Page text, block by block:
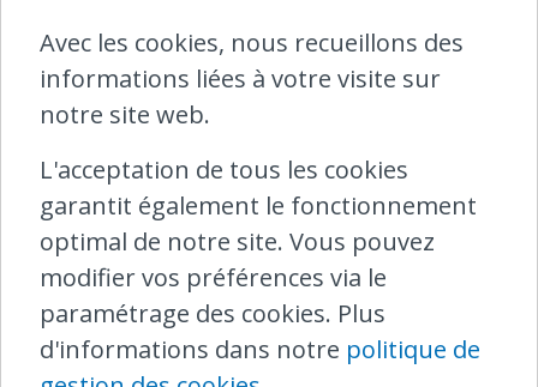
Travaux d'infrastructure Infrabel :
conséquences sur le trafic
ferroviaire
Avec les cookies, nous recueillons des
informations liées à votre visite sur
notre site web.
L'acceptation de tous les cookies
garantit également le fonctionnement
optimal de notre site. Vous pouvez
modifier vos préférences via le
paramétrage des cookies. Plus
d'informations dans notre politique de